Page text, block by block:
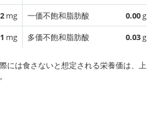
mg
mg
一価不飽和脂肪酸
0.00g
多価不飽和脂肪酸
0.03g
には食さないと想定される栄養価は、上